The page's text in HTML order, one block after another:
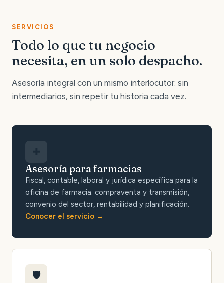
SERVICIOS
Todo lo que tu negocio
necesita, en un solo despacho.
Asesoría integral con un mismo interlocutor: sin
intermediarios, sin repetir tu historia cada vez.
Asesoría para farmacias
Fiscal, contable, laboral y jurídica específica para la
oficina de farmacia: compraventa y transmisión,
convenio del sector, rentabilidad y planificación.
Conocer el servicio
🛡️